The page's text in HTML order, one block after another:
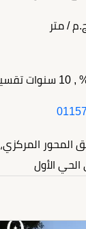
/ متر
المحور
الأول